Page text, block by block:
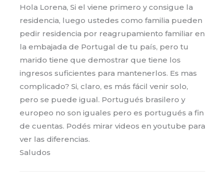
Hola Lorena, Si el viene primero y consigue la
residencia, luego ustedes como familia pueden
pedir residencia por reagrupamiento familiar en
la embajada de Portugal de tu país, pero tu
marido tiene que demostrar que tiene los
ingresos suficientes para mantenerlos. Es mas
complicado? Si, claro, es más fácil venir solo,
pero se puede igual. Portugués brasilero y
europeo no son iguales pero es portugués a fin
de cuentas. Podés mirar videos en youtube para
ver las diferencias.
Saludos